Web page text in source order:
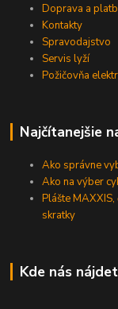
Doprava a
Kontakty
Spravodajstvo
Servis lyží
Požičovňa
Najčítanejšie
Ako správne
Ako na výber
Plášte MAXXIS,
skratky
Kde nás